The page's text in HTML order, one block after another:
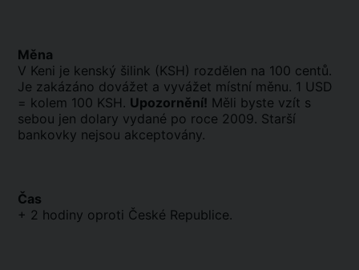
Měna
V Keni je kenský šilink (KSH) rozdělen na 100 centů.
Je zakázáno dovážet a vyvážet místní měnu. 1 USD
= kolem 100 KSH. Upozornění! Měli byste vzít s
sebou jen dolary vydané po roce 2009. Starší
bankovky nejsou akceptovány.
Čas
+ 2 hodiny oproti České Republice.